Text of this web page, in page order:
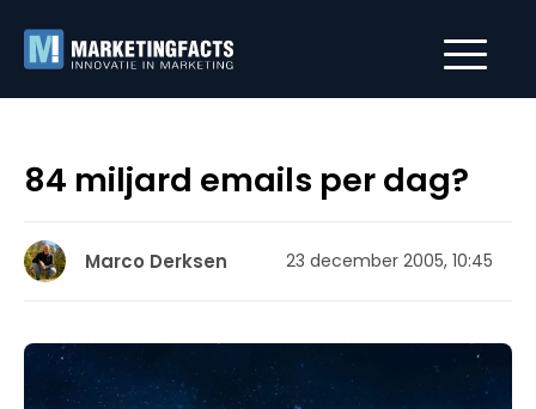
84 miljard emails per dag?
Marco Derksen 23 december 2005, 10:45